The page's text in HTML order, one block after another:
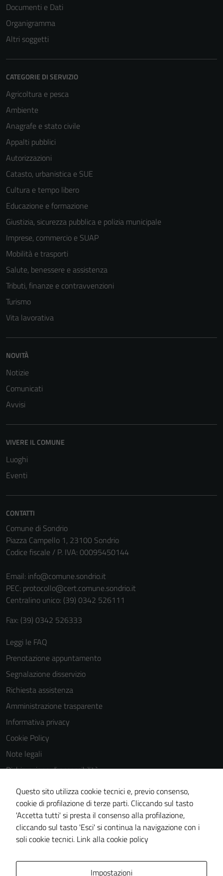
Documenti e Dati
Organigramma
Altri soggetti
CATEGORIE DI SERVIZIO
Agricoltura e pesca
Ambiente
Anagrafe e stato civile
Appalti pubblici
Autorizzazioni
Catasto, urbanistica e SUE
Cultura e tempo libero
Educazione e formazione
Giustizia, sicurezza pubblica e polizia municipale
Imprese, commercio e SUAP
Mobilità e trasporti
Salute, benessere e assistenza
Tributi, finanze e contravvenzioni
Turismo
Vita lavorativa
NOVITÀ
Notizie
Comunicati
Avvisi
VIVERE IL COMUNE
Luoghi
Eventi
CONTATTI
Comune di Sondrio
Piazza Campello 1, 23100 Sondrio
Codice fiscale / P. IVA: 00095450144
Email: info@comune.sondrio.it
PEC: protocollo@cert.comune.sondrio.it
Centralino unico: (39) 0342 526111
Fax: (39) 0342 526333
Leggi le FAQ
Prenotazione appuntamento
Segnalazione disservizio
Richiesta assistenza
Amministrazione trasparente
Informativa privacy
Cookie Policy
Note legali
Dichiarazione di accessibilità
Dichiarazione di accessibilità Servizi
Whistleblowing
Piano di miglioramento del sito
Area riservata
Questo sito utilizza cookie tecnici e, previo consenso,
cookie di profilazione di terze parti. Cliccando sul tasto
'Accetta tutti' si presta il consenso alla profilazione,
cliccando sul tasto 'Esci' si continua la navigazione con i
soli cookie tecnici. Link alla cookie policy
Impostazioni
essere